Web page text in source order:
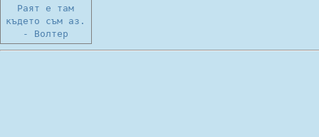
Раят е там
където съм аз.
- Волтер